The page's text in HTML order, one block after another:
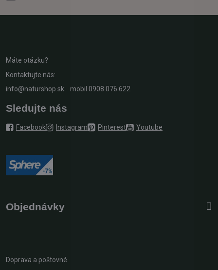
Máte otázku?
Kontaktujte nás:
info@naturshop.sk mobil 0908 076 622
Sledujte nás
Facebook Instagram Pinterest Youtube
Objednávky
Doprava a poštovné